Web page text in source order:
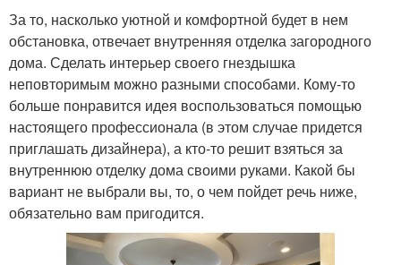
За то, насколько уютной и комфортной будет в нем
обстановка, отвечает внутренняя отделка загородного
дома. Сделать интерьер своего гнездышка
неповторимым можно разными способами. Кому-то
больше понравится идея воспользоваться помощью
настоящего профессионала (в этом случае придется
приглашать дизайнера), а кто-то решит взяться за
внутреннюю отделку дома своими руками. Какой бы
вариант не выбрали вы, то, о чем пойдет речь ниже,
обязательно вам пригодится.